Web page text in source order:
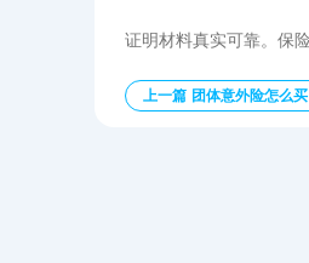
证明材料真实可靠。保
上一篇 团体意外险怎么买